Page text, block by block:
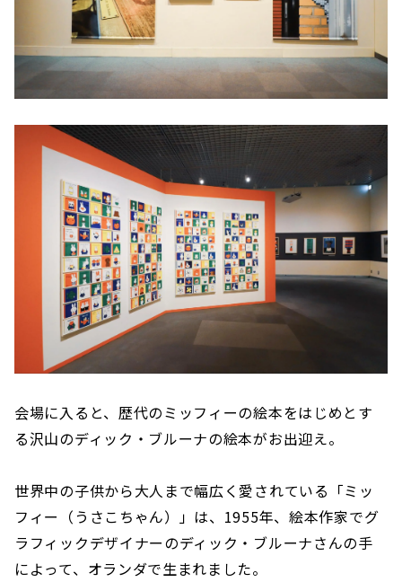
会場に入ると、歴代のミッフィーの絵本をはじめとす
る沢山のディック・ブルーナの絵本がお出迎え。
世界中の子供から大人まで幅広く愛されている「ミッ
フィー（うさこちゃん）」は、1955年、絵本作家でグ
ラフィックデザイナーのディック・ブルーナさんの手
によって、オランダで生まれました。